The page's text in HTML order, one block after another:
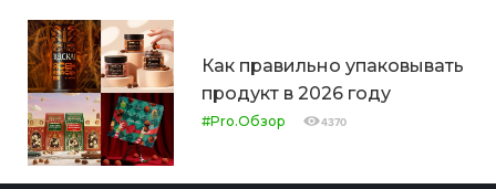
Как правильно упаковывать
продукт в 2026 году
#Pro.Обзор 4370